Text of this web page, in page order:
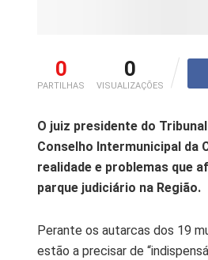
0
PARTILHAS
0
VISUALIZAÇÕES
O juiz presidente do
Conselho Intermunicipal da
realidade e problemas que
parque judiciário na Região.
Perante os autarcas dos 19
estão a precisar de